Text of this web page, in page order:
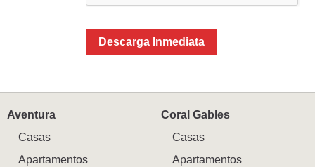
Descarga Inmediata
Aventura
Casas
Apartamentos
Coral Gables
Casas
Apartamentos